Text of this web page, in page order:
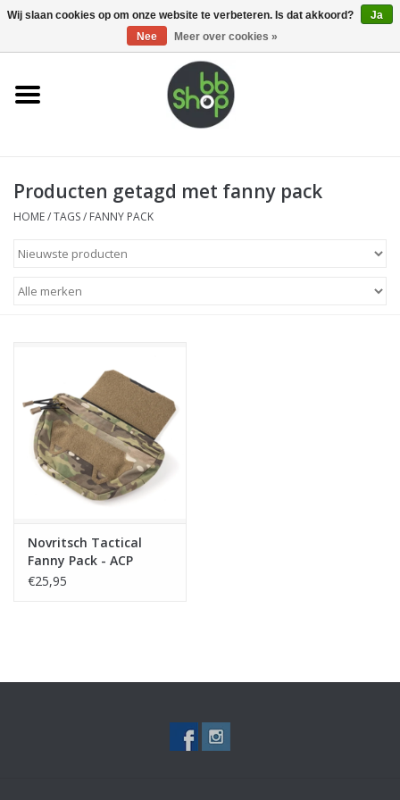
0 Artikelen - €0,00
Home
Supplies
Magazines
Tactical Equipment
Merken
Producten getagd met fanny pack
HOME/TAGS/ FANNY PACK
Novritsch Tactical
Fanny Pack - ACP
€25,95
Wij slaan cookies op om onze website te verbeteren. Is dat akkoord?
Ja
Nee
Meer over cookies »